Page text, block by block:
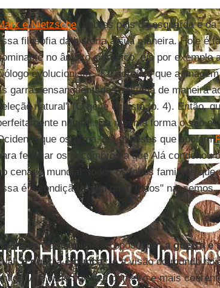
e Nietzsche, nobres pais da esquerda e
filosofia da história à sua maneira. Hoje é
no âmbito científico, eis por exemplo
evolucionista: "Eu acredito que a
garras ensanguentados’ resuma de maneira
natural” (O gene egoísta, p. 4). Então,
natural. Da mesma forma o são
que os arma, os chineses que apoiam
festejar os escombros a que Alá condenou
cenário mundial: todos os lobos famintos
é a condição sob a qual "todos" nascemos.
frente diametralmente oposta de "a guerra é
"a guerra é nunca": é a visão do mundo
Até onde sei, seu primeiro e mais